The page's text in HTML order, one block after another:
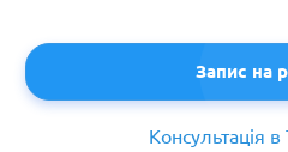
Запис на
Консультація